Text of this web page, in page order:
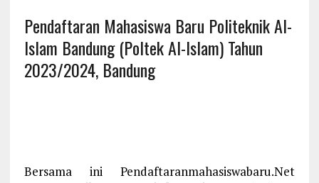
Pendaftaran Mahasiswa Baru Politeknik Al-
Islam Bandung (Poltek Al-Islam) Tahun
2023/2024, Bandung
Bersama ini Pendaftaranmahasiswabaru.Net